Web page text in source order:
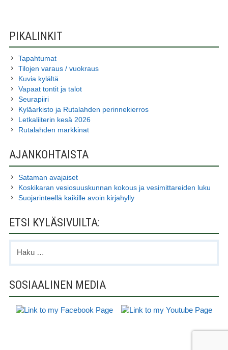
SIVUPALKKI
PIKALINKIT
Tapahtumat
Tilojen varaus / vuokraus
Kuvia kylältä
Vapaat tontit ja talot
Seurapiiri
Kyläarkisto ja Rutalahden perinnekierros
Letkaliiterin kesä 2026
Rutalahden markkinat
AJANKOHTAISTA
Sataman avajaiset
Koskikaran vesiosuuskunnan kokous ja vesimittareiden luku
Suojarinteellä kaikille avoin kirjahylly
ETSI KYLÄSIVUILTA:
Haku:
SOSIAALINEN MEDIA